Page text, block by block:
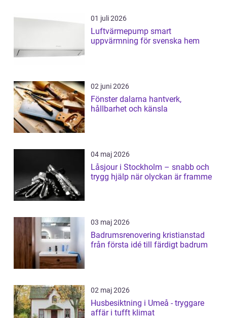
01 juli 2026
Luftvärmepump smart
uppvärmning för svenska hem
02 juni 2026
Fönster dalarna hantverk,
hållbarhet och känsla
04 maj 2026
Låsjour i Stockholm – snabb och
trygg hjälp när olyckan är framme
03 maj 2026
Badrumsrenovering kristianstad
från första idé till färdigt badrum
02 maj 2026
Husbesiktning i Umeå - tryggare
affär i tufft klimat